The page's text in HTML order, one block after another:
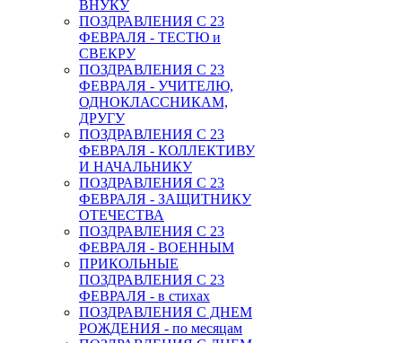
ВНУКУ
ПОЗДРАВЛЕНИЯ С 23
ФЕВРАЛЯ - ТЕСТЮ и
СВЕКРУ
ПОЗДРАВЛЕНИЯ С 23
ФЕВРАЛЯ - УЧИТЕЛЮ,
ОДНОКЛАССНИКАМ,
ДРУГУ
ПОЗДРАВЛЕНИЯ С 23
ФЕВРАЛЯ - КОЛЛЕКТИВУ
И НАЧАЛЬНИКУ
ПОЗДРАВЛЕНИЯ С 23
ФЕВРАЛЯ - ЗАЩИТНИКУ
ОТЕЧЕСТВА
ПОЗДРАВЛЕНИЯ С 23
ФЕВРАЛЯ - ВОЕННЫМ
ПРИКОЛЬНЫЕ
ПОЗДРАВЛЕНИЯ С 23
ФЕВРАЛЯ - в стихах
ПОЗДРАВЛЕНИЯ С ДНЕМ
РОЖДЕНИЯ - по месяцам